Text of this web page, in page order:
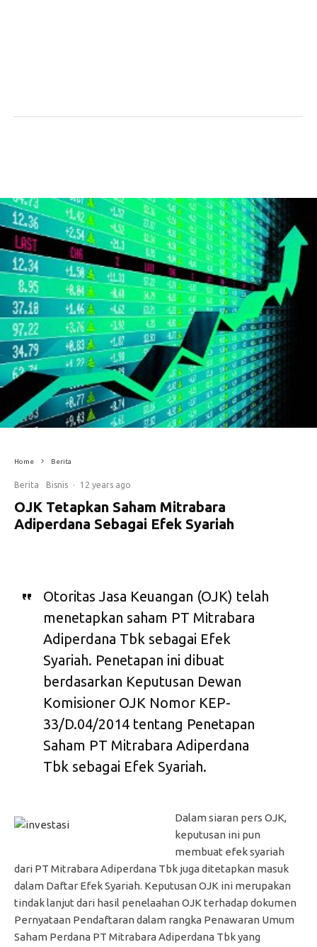
Home Berita
Berita Bisnis · 12 years ago
OJK Tetapkan Saham Mitrabara
Adiperdana Sebagai Efek Syariah
Otoritas Jasa Keuangan (OJK) telah
menetapkan saham PT Mitrabara
Adiperdana Tbk sebagai Efek
Syariah. Penetapan ini dibuat
berdasarkan Keputusan Dewan
Komisioner OJK Nomor KEP-
33/D.04/2014 tentang Penetapan
Saham PT Mitrabara Adiperdana
Tbk sebagai Efek Syariah.
Dalam siaran pers OJK,
keputusan ini pun
membuat efek syariah
dari PT Mitrabara Adiperdana Tbk juga ditetapkan masuk
dalam Daftar Efek Syariah. Keputusan OJK ini merupakan
tindak lanjut dari hasil penelaahan OJK terhadap dokumen
Pernyataan Pendaftaran dalam rangka Penawaran Umum
Saham Perdana PT Mitrabara Adiperdana Tbk yang